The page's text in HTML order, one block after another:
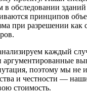
в обследовании
принципов
при разрешении как
каждый
аргументированные
поэтому мы не
и честности —
стоимость.